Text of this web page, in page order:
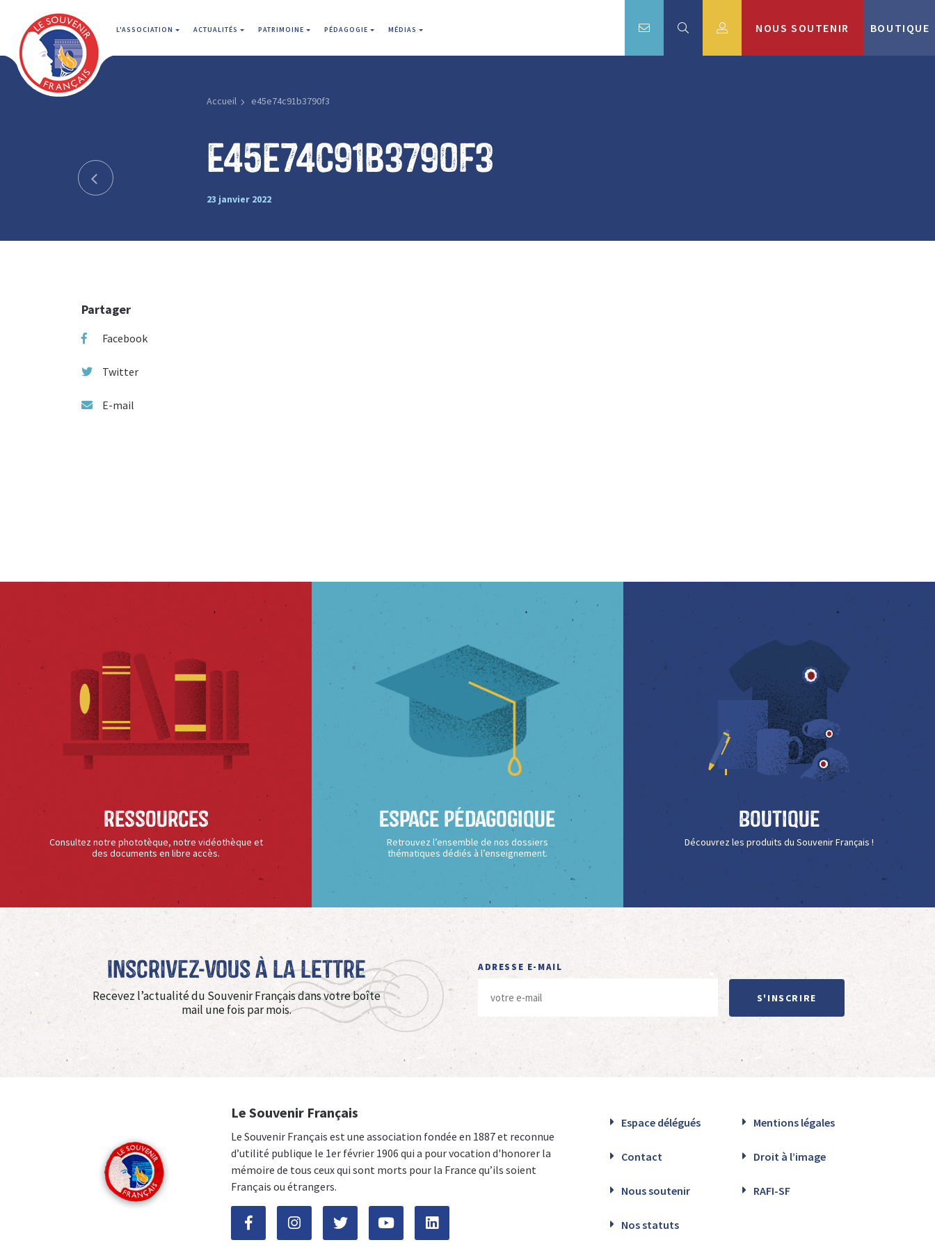
L'ASSOCIATION ACTUALITÉS PATRIMOINE PÉDAGOGIE MÉDIAS NOUS SOUTENIR BOUTIQUE
Accueil e45e74c91b3790f3
e45e74c91b3790f3
23 janvier 2022
Partager
Facebook
Twitter
E-mail
Ressources
Consultez notre phototèque, notre vidéothèque et
des documents en libre accès.
Espace Pédagogique
Retrouvez l’ensemble de nos dossiers
thématiques dédiés à l’enseignement.
Boutique
Découvrez les produits du Souvenir Français !
Inscrivez-vous à La Lettre
Recevez l’actualité du Souvenir Français dans votre boîte
mail une fois par mois.
ADRESSE E-MAIL
S'INSCRIRE
Le Souvenir Français
Le Souvenir Français est une association fondée en 1887 et reconnue
d’utilité publique le 1er février 1906 qui a pour vocation d'honorer la
mémoire de tous ceux qui sont morts pour la France qu’ils soient
Français ou étrangers.
Espace délégués Mentions légales
Contact Droit à l’image
Nous soutenir RAFI-SF
Nos statuts